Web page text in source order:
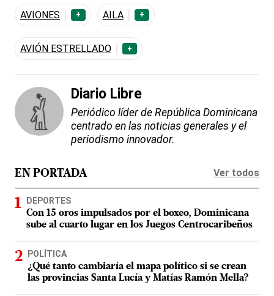
AVIONES + AILA +
AVIÓN ESTRELLADO +
Diario Libre
Periódico líder de República Dominicana
centrado en las noticias generales y el
periodismo innovador.
EN PORTADA Ver todos
DEPORTES
Con 15 oros impulsados por el boxeo, Dominicana
sube al cuarto lugar en los Juegos Centrocaribeños
POLÍTICA
¿Qué tanto cambiaría el mapa político si se crean
las provincias Santa Lucía y Matías Ramón Mella?